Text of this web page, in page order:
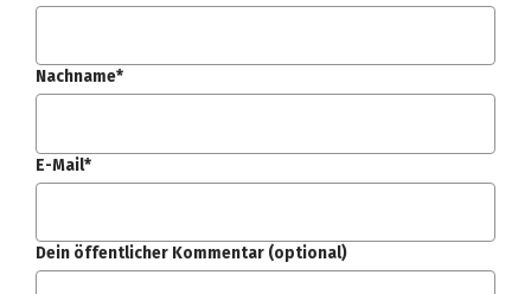
Nachname*
E-Mail*
Dein öffentlicher Kommentar (optional)